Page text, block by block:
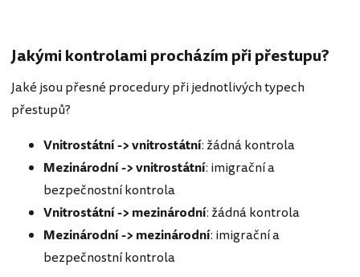
Jakými kontrolami procházím při přestupu?
Jaké jsou přesné procedury při jednotlivých typech
přestupů?
Vnitrostátní->vnitrostátní: žádná kontrola
Mezinárodní->vnitrostátní: imigrační a
bezpečnostní kontrola
Vnitrostátní-> mezinárodní: žádná kontrola
Mezinárodní-> mezinárodní: imigrační a
bezpečnostní kontrola